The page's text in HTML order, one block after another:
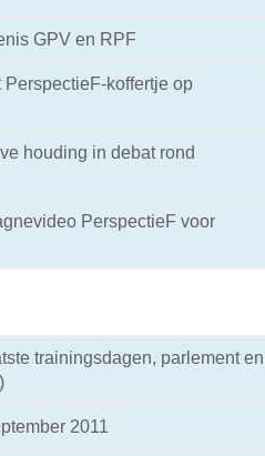
GPV en RPF
koffertje op
houding in debat rond
PerspectieF voor
trainingsdagen, parlement en
2011